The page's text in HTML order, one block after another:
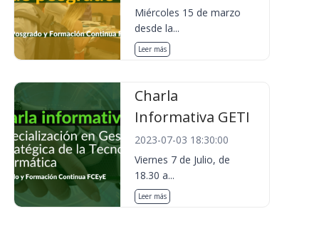
Miércoles 15 de marzo
desde la...
Leer más
Charla
Informativa GETI
2023-07-03 18:30:00
Viernes 7 de Julio, de
18.30 a...
Leer más